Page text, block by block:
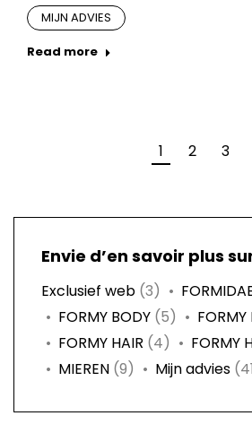
MIJN ADVIES
Read more
1 2 3
Envie d’en savoir plus
Exclusief web (3)
FORMY BODY (5) FORMY
FORMY HAIR (4) FORMY
MIEREN (9) Mijn advies